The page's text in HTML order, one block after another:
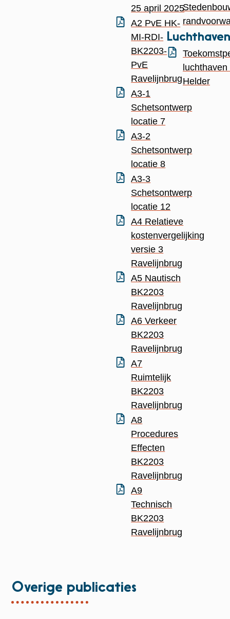
25 april 2025
A2 PvE HK-
MI-RDI-
BK2203-
PvE
Ravelijnbrug
A3-1
Schetsontwerp
locatie 7
A3-2
Schetsontwerp
locatie 8
A3-3
Schetsontwerp
locatie 12
A4 Relatieve
kostenvergelijking
versie 3
Ravelijnbrug
A5 Nautisch
BK2203
Ravelijnbrug
A6 Verkeer
BK2203
Ravelijnbrug
A7
Ruimtelijk
BK2203
Ravelijnbrug
A8
Procedures
Effecten
BK2203
Ravelijnbrug
A9
Technisch
BK2203
Ravelijnbrug
Luchthaven
luchthaven
Helder
Overige publicaties